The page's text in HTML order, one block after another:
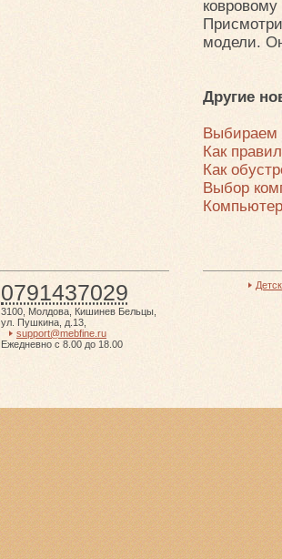
модели.
Другие
Выбираем
Как
Как
Выбор
0791437029
3100 Молдова Кишинев Бельцы
ул. Пушкина, д.13
support@mebfine.ru
Ежедневно с 8.00 до 18.00